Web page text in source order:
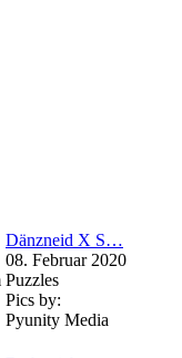
Dänzneid X S…
08. Februar 2020
Puzzles
Pics by:
Pyunity Media